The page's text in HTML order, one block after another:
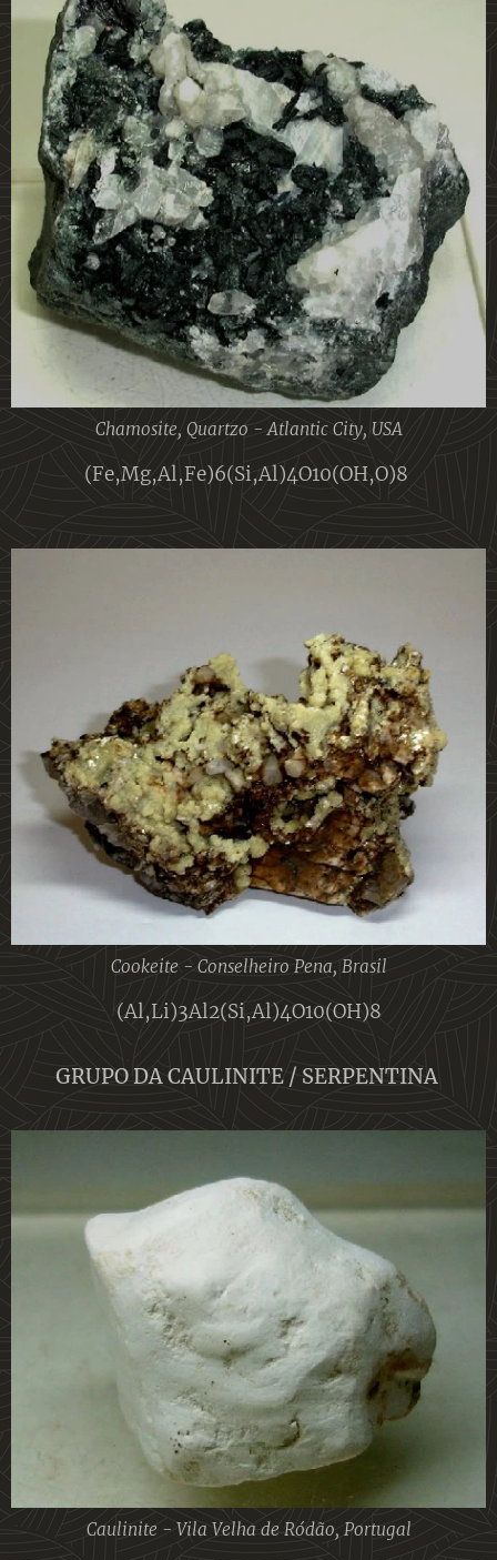
Chamosite, Quartzo - Atlantic City, USA
(Fe,Mg,Al,Fe)6(Si,Al)4O10(OH,O)8
Cookeite - Conselheiro Pena, Brasil
(Al,Li)3Al2(Si,Al)4O10(OH)8
GRUPO DA CAULINITE / SERPENTINA
Caulinite - Vila Velha de Ródão, Portugal